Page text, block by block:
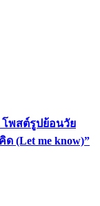
พสต์รูปย้อนวัย
(Let me know)”